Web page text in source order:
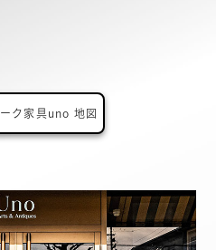
ク家具uno 地図